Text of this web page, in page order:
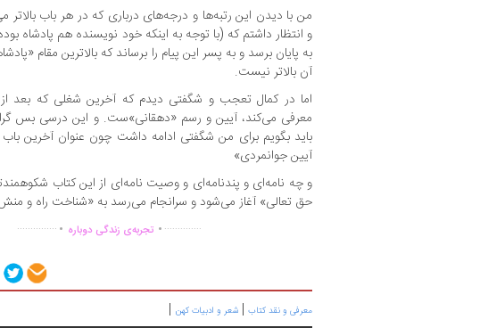
من با دیدن این رتبه‌ها و درجه‌های درباری که در هر باب
و انتظار داشتم که (با توجه به اینکه خود نویسنده هم پادشاه
به پایان برسد و به پسر این پیام را برساند که بالاترین مقام
آن بالاتر نیست.
اما در کمال تعجب و شگفتی دیدم که آخرین شغلی که بعد از
معرفی می‌کند، آیین و رسم «دهقانی»ست. و این درسی بس
باید بگویم برای من شگفتی ادامه داشت چون عنوان آخرین باب
آیین جوانمردی»
و چه نامه‌ای و پندنامه‌ای و وصیت نامه‌ای از این کتاب
حق تعالی» آغاز می‌شود و سرانجام می‌رسد به «شناخت راه و
................ تجربه‌ی زندگی دوباره ...............
معرفی و نقد کتاب | شعر و ادبیات کهن |